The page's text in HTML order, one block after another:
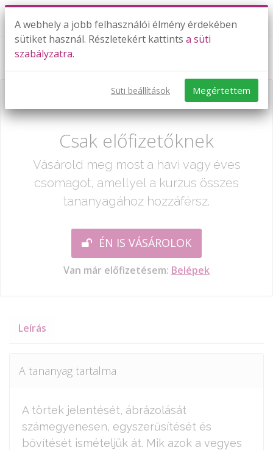
Már csak egy lépés:
Csak előfizetőknek
Vásárold meg most a havi vagy éves
csomagot, amellyel a kurzus összes
tananyagához hozzáférsz.
ÉN IS VÁSÁROLOK
Van már előfizetésem: Belépek
Leírás
A tananyag tartalma
A törtek jelentését, ábrázolását
számegyenesen, egyszerűsítését és
bővítését ismételjük át. Mik azok a vegyes
A webhely a jobb felhasználói élmény érdekében
sütiket használ. Részletekért kattints a süti
szabályzatra.
Süti beállítások Megértettem